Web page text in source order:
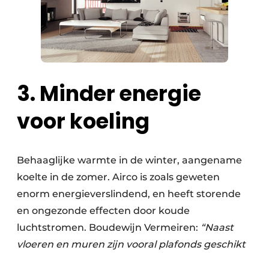
3. Minder energie
voor koeling
Behaaglijke warmte in de winter, aangename
koelte in de zomer. Airco is zoals geweten
enorm energieverslindend, en heeft storende
en ongezonde effecten door koude
luchtstromen. Boudewijn Vermeiren: “Naast
vloeren en muren zijn vooral plafonds geschikt